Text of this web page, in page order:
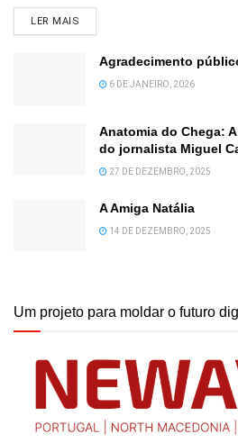
LER MAIS
Agradecimento
6 DE JANEIRO, 2026
Anatomia do Chega:
do jornalista Miguel
27 DE DEZEMBRO, 2025
A Amiga Natália
14 DE DEZEMBRO, 2025
Um projeto para moldar o futuro